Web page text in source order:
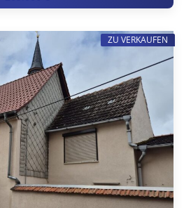
ZU VERKAUFEN